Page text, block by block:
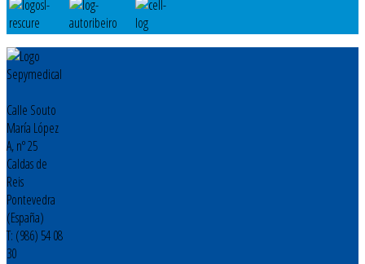
Calle Souto
María López
A, nº 25
Caldas de
Reis
Pontevedra
(España)
T: (986) 54 08
30